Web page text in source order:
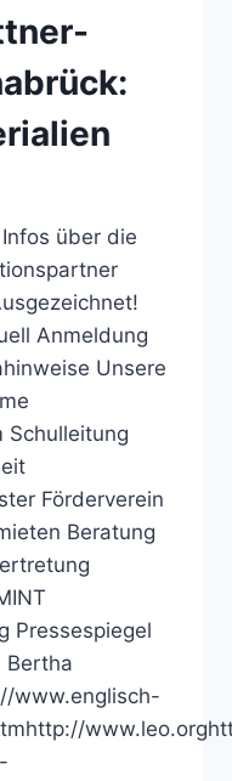
über die
Anmeldung
Unsere
Schulleitung
Förderverein
Beratung
Pressespiegel
Bertha
www.englisch-